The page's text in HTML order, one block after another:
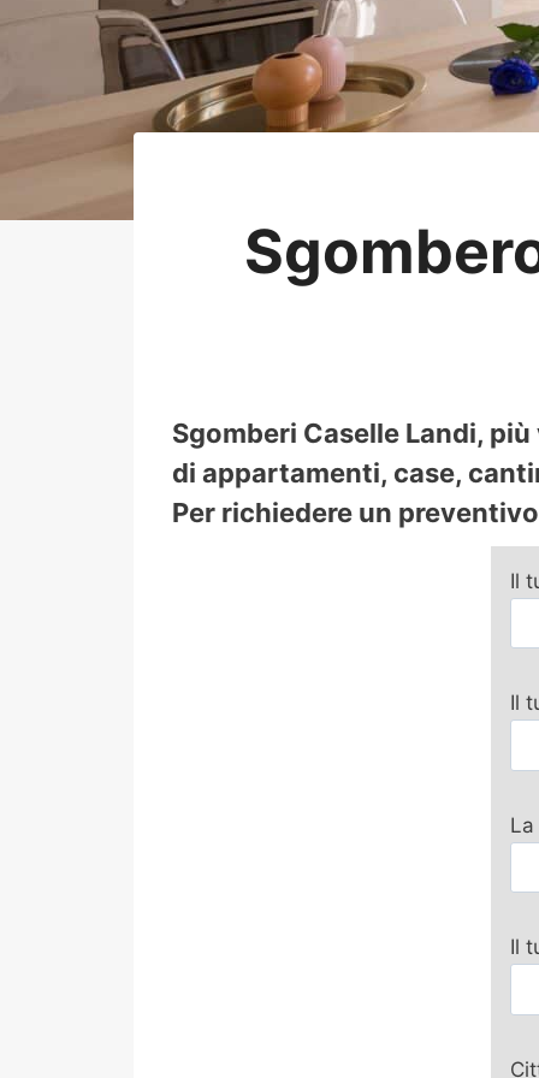
Sgomberi Caselle Landi,
di appartamenti, case,
Per richiedere un
Il
Il
Il